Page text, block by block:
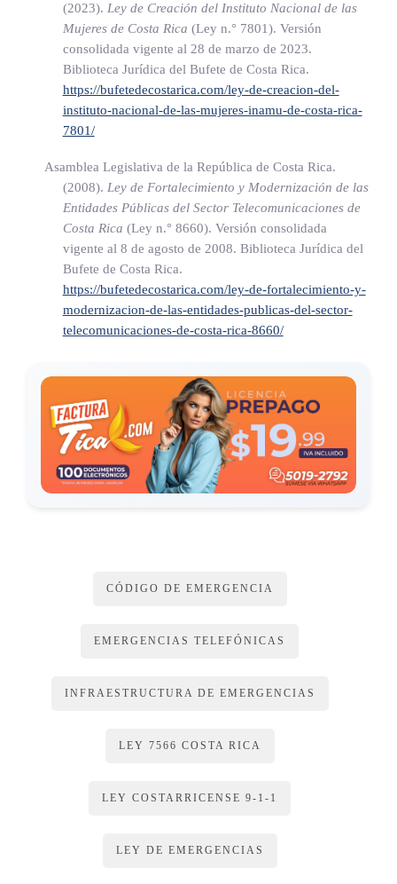
d) Dictar los procedimientos y trámites necesarios y
supervisarlos,
para que el Sistema y los departamentos especializados de
institución u organización integrante cooperen, con calidad y
eficiencia, a atender las emergencias.
correspondan de acuerdo con las leyes.
ARTÍCULO 6
Créase, en cada institución integrante de la Comisión
Coordinadora,
una unidad especializada de apoyo al Sistema de
Emergencias 9-1-1. Las
emanadas por
ARTÍCULO 7
Tasa de financiamiento.
(2023). Ley de Creación del Instituto Nacional de las
Mujeres de Costa Rica (Ley n.° 7801). Versión
consolidada vigente al 28 de marzo de 2023.
Biblioteca Jurídica del Bufete de Costa Rica.
https://bufetedecostarica.com/ley-de-creacion-del-
instituto-nacional-de-las-mujeres-inamu-de-costa-rica-
7801/
Asamblea Legislativa de la República de Costa Rica.
(2008). Ley de Fortalecimiento y Modernización de las
Entidades Públicas del Sector Telecomunicaciones de
Costa Rica (Ley n.° 8660). Versión consolidada
vigente al 8 de agosto de 2008. Biblioteca Jurídica del
Bufete de Costa Rica.
https://bufetedecostarica.com/ley-de-fortalecimiento-y-
modernizacion-de-las-entidades-publicas-del-sector-
telecomunicaciones-de-costa-rica-8660/
CÓDIGO DE EMERGENCIA
EMERGENCIAS TELEFÓNICAS
INFRAESTRUCTURA DE EMERGENCIAS
LEY 7566 COSTA RICA
LEY COSTARRICENSE 9-1-1
LEY DE EMERGENCIAS